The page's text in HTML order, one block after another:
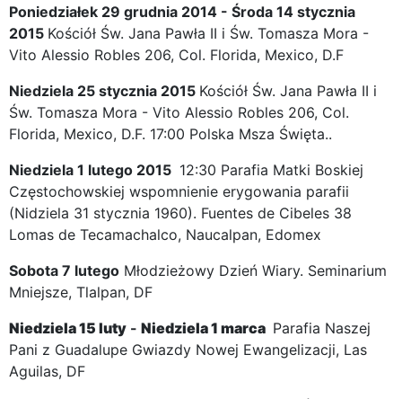
Poniedziałek 29 grudnia 2014 - Środa 14 stycznia
2015 Kościół Św. Jana Pawła II i Św. Tomasza Mora -
Vito Alessio Robles 206, Col. Florida, Mexico, D.F
Niedziela 25 stycznia 2015 Kościół Św. Jana Pawła II i
Św. Tomasza Mora - Vito Alessio Robles 206, Col.
Florida, Mexico, D.F. 17:00 Polska Msza Święta..
Niedziela 1 lutego 2015 12:30 Parafia Matki Boskiej
Częstochowskiej wspomnienie erygowania parafii
(Nidziela 31 stycznia 1960). Fuentes de Cibeles 38
Lomas de Tecamachalco, Naucalpan, Edomex
Sobota 7 lutego Młodzieżowy Dzień Wiary. Seminarium
Mniejsze, Tlalpan, DF
Niedziela15 luty - Niedziela1 marca Parafia Naszej
Pani z Guadalupe Gwiazdy Nowej Ewangelizacji, Las
Aguilas, DF